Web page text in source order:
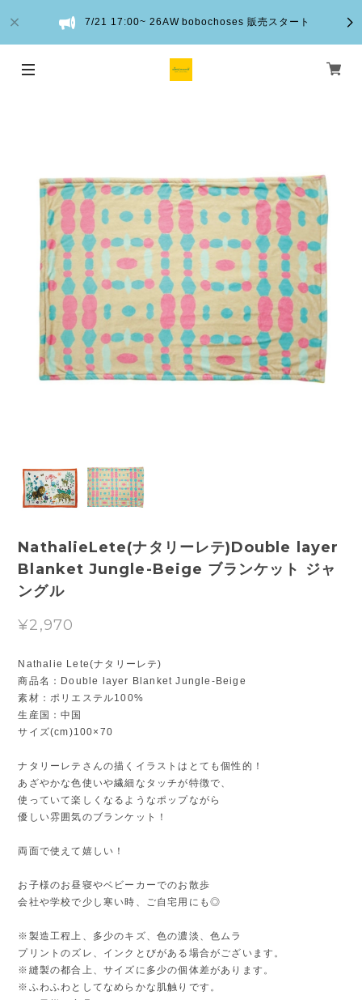
7/21 17:00~ 26AW bobochoses 販売スタート
NathalieLete(ナタリーレテ)Double layer
Blanket Jungle-Beige ブランケット ジャ
ングル
¥2,970
Nathalie Lete(ナタリーレテ)
商品名：Double layer Blanket Jungle-Beige
素材：ポリエステル100%
生産国：中国
サイズ(cm)100×70
ナタリーレテさんの描くイラストはとても個性的！
あざやかな色使いや繊細なタッチが特徴で、
使っていて楽しくなるようなポップながら
優しい雰囲気のブランケット！
両面で使えて嬉しい！
お子様のお昼寝やベビーカーでのお散歩
会社や学校で少し寒い時、ご自宅用にも◎
※製造工程上、多少のキズ、色の濃淡、色ムラ
プリントのズレ、インクとびがある場合がございます。
※縫製の都合上、サイズに多少の個体差があります。
※ふわふわとしてなめらかな肌触りです。